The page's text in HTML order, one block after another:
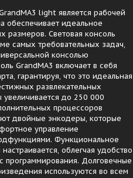
light является рабочей
обеспечивает идеальное
размеров. Световая консоль
самых требовательных задач,
консолью
GrandMA3 включает в себя
гарантируя, что это идеальная
развлекательных
до 250 000
процессоров
двойные энкодеры, которые
управление
Функциональное
облегчая удобство
программирования. Долговечные
используются во всем